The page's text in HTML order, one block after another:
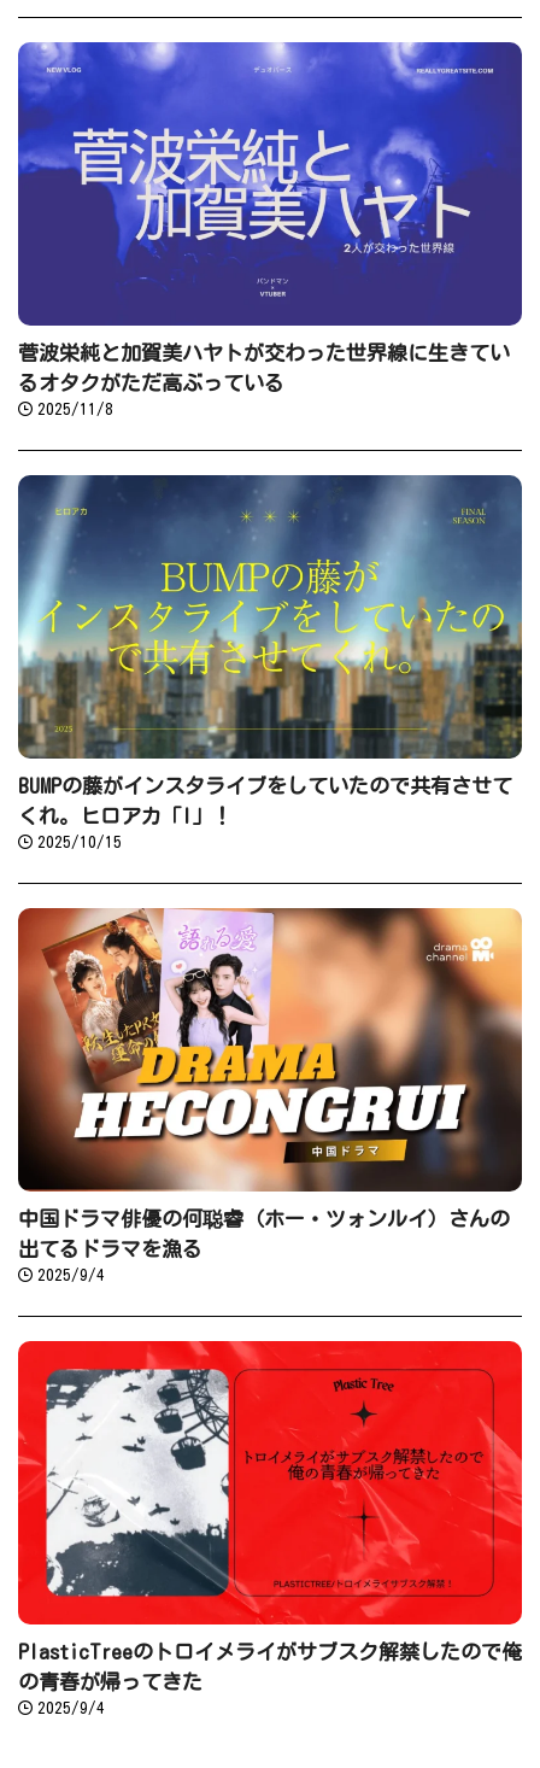
菅波栄純と加賀美ハヤトが交わった世界線に生きてい
るオタクがただ高ぶっている
2025/11/8
BUMPの藤がインスタライブをしていたので共有させて
くれ。ヒロアカ「I」！
2025/10/15
中国ドラマ俳優の何聪睿（ホー・ツォンルイ）さんの
出てるドラマを漁る
2025/9/4
PlasticTreeのトロイメライがサブスク解禁したので俺
の青春が帰ってきた
2025/9/4